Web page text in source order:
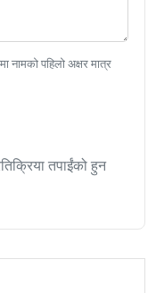
नामको पहिलो अक्षर मात्र
तपाईंको हुन